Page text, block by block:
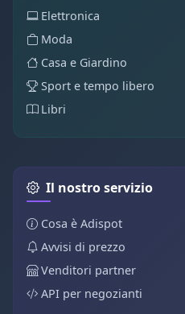
Elettronica
Moda
Casa e Giardino
Sport e tempo libero
Libri
Il nostro servizio
Cosa è Adispot
Avvisi di prezzo
Venditori partner
API per negozianti